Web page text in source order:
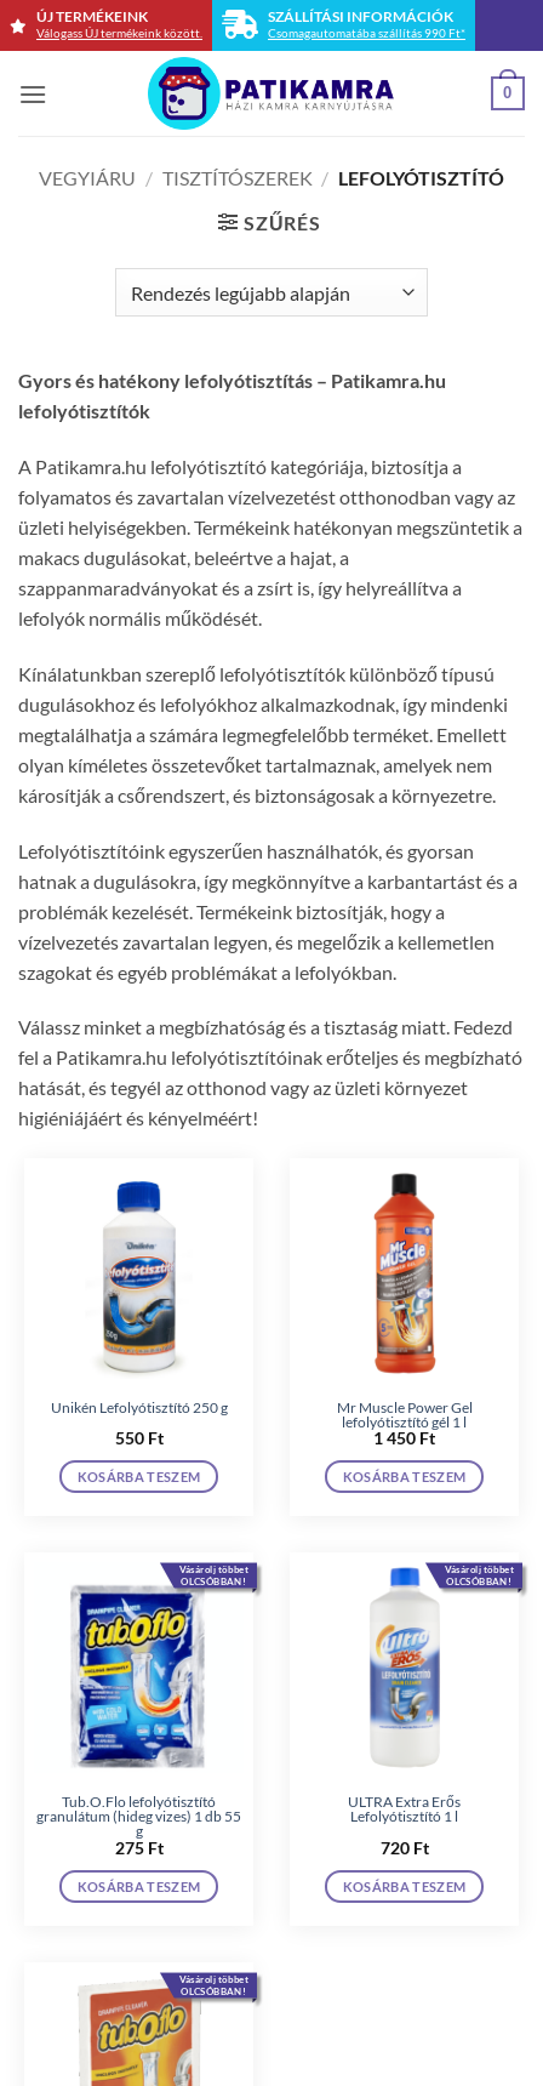
Skip
ÚJ TERMÉKEINK
Válogass ÚJ termékeink között.
SZÁLLÍTÁSI INFORMÁCIÓK
Csomagautomatába szállítás 990 Ft*
0
VEGYIÁRU / TISZTÍTÓSZEREK / LEFOLYÓTISZTÍTÓ
SZŰRÉS
Gyors és hatékony lefolyótisztítás – Patikamra.hu
lefolyótisztítók
A Patikamra.hu lefolyótisztító kategóriája, biztosítja a
folyamatos és zavartalan vízelvezetést otthonodban vagy az
üzleti helyiségekben. Termékeink hatékonyan megszüntetik a
makacs dugulásokat, beleértve a hajat, a
szappanmaradványokat és a zsírt is, így helyreállítva a
lefolyók normális működését.
Kínálatunkban szereplő lefolyótisztítók különböző típusú
dugulásokhoz és lefolyókhoz alkalmazkodnak, így mindenki
megtalálhatja a számára legmegfelelőbb terméket. Emellett
olyan kíméletes összetevőket tartalmaznak, amelyek nem
károsítják a csőrendszert, és biztonságosak a környezetre.
Lefolyótisztítóink egyszerűen használhatók, és gyorsan
hatnak a dugulásokra, így megkönnyítve a karbantartást és a
problémák kezelését. Termékeink biztosítják, hogy a
vízelvezetés zavartalan legyen, és megelőzik a kellemetlen
szagokat és egyéb problémákat a lefolyókban.
Válassz minket a megbízhatóság és a tisztaság miatt. Fedezd
fel a Patikamra.hu lefolyótisztítóinak erőteljes és megbízható
hatását, és tegyél az otthonod vagy az üzleti környezet
higiéniájáért és kényelméért!
Unikén Lefolyótisztító 250 g
550 Ft
KOSÁRBA TESZEM
Mr Muscle Power Gel
lefolyótisztító gél 1 l
1 450 Ft
KOSÁRBA TESZEM
Vásárolj többet
OLCSÓBBAN!
Tub.O.Flo lefolyótisztító
granulátum (hideg vizes) 1 db 55
g
275 Ft
KOSÁRBA TESZEM
Vásárolj többet
OLCSÓBBAN!
ULTRA Extra Erős
Lefolyótisztító 1 l
720 Ft
KOSÁRBA TESZEM
Vásárolj többet
OLCSÓBBAN!